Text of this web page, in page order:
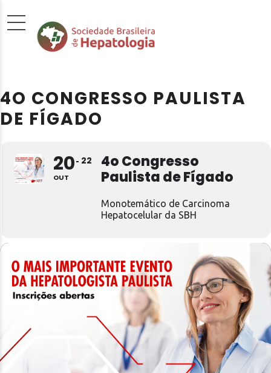
4O CONGRESSO PAULISTA
DE FÍGADO
20
OUT
22
4o Congresso
Paulista de Fígado
Monotemático de Carcinoma
Hepatocelular da SBH